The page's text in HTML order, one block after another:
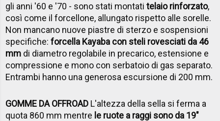
gli anni '60 e '70 - sono stati montati telaio rinforzato,
così come il forcellone, allungato rispetto alle sorelle.
Non mancano nuove piastre di sterzo e sospensioni
specifiche:forcella Kayaba con steli rovesciati da 46
mm di diametro regolabile in precarico, estensione e
compressione e mono con serbatoio di gas separato.
Entrambi hanno una generosa escursione di 200 mm.
GOMME DA OFFROAD L'altezza della sella si ferma a
quota 860 mm mentre le ruote a raggi sono da 19"